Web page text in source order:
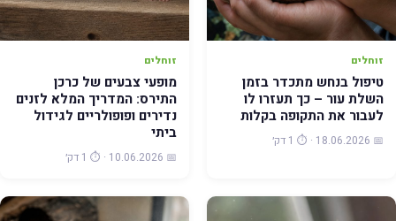
זוחלים
טיפול בנחש מתכדר בזמן
השלת עור – כך תעזרו לו
לעבור את התקופה בקלות
📅 18.06.2026 · ⏱️ 1 דק׳
זוחלים
מופעי צבעים של כרכן
התירס: המדריך המלא לזנים
נדירים ופופולריים לגידול
ביתי
📅 10.06.2026 · ⏱️ 1 דק׳